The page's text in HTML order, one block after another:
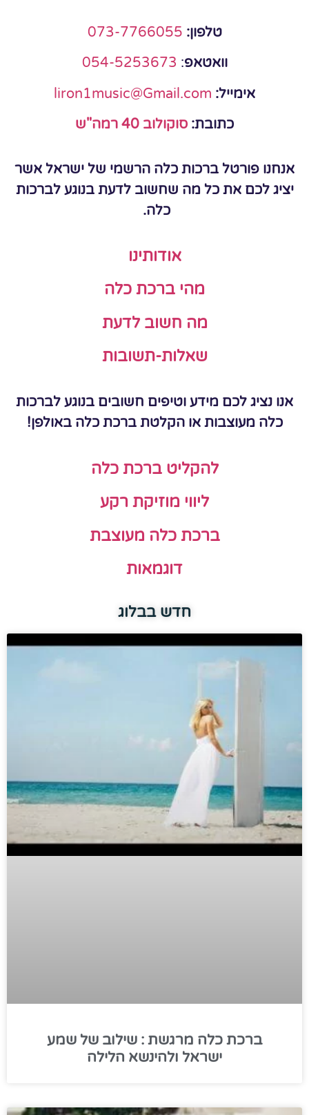
טלפון: 073-7766055
וואטאפ:
054-5253673
אימייל: liron1music@Gmail.com
כתובת: סוקולוב 40 רמה"ש
אנחנו פורטל ברכות כלה הרשמי של ישראל אשר
יציג לכם את כל מה שחשוב לדעת בנוגע לברכות
כלה.
אודותינו
מהי ברכת כלה
מה חשוב לדעת
שאלות-תשובות
אנו נציג לכם מידע וטיפים חשובים בנוגע לברכות
כלה מעוצבות או הקלטת ברכת כלה באולפן!
להקליט ברכת כלה
ליווי מוזיקת רקע
ברכת כלה מעוצבת
דוגמאות
חדש בבלוג
ברכת כלה מרגשת : שילוב של שמע
ישראל ולהינשא הלילה